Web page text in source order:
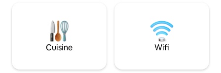
luxuriante forêt atlantique et le parc
national de Lagoa do Peri. A 150 mètres
du supermarché gastronomique.
Cuisine Wifi